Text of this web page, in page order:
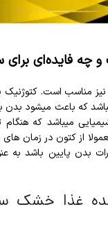
چه فایده‌ای
نیز مناسب است.
که باعث میشود بدن
میباشد که
از کتون در زمان های
بدن پایین باشد به
غذا خشک